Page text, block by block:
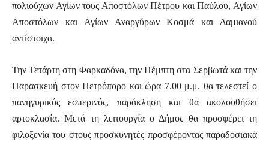
πολιούχων Αγίων τους Αποστόλων Πέτρου και Παύλου, Αγίων
Αποστόλων και Αγίων Αναργύρων Κοσμά και Δαμιανού
αντίστοιχα.
Την Τετάρτη στη Φαρκαδόνα, την Πέμπτη στα Σερβωτά και την
Παρασκευή στον Πετρόπορο και ώρα 7.00 μ.μ. θα τελεστεί ο
πανηγυρικός εσπερινός, παράκληση και θα ακολουθήσει
αρτοκλασία. Μετά τη λειτουργία ο Δήμος θα προσφέρει τη
φιλοξενία του στους προσκυνητές προσφέροντας παραδοσιακά